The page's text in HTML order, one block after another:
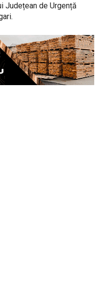
Județean de Urgență